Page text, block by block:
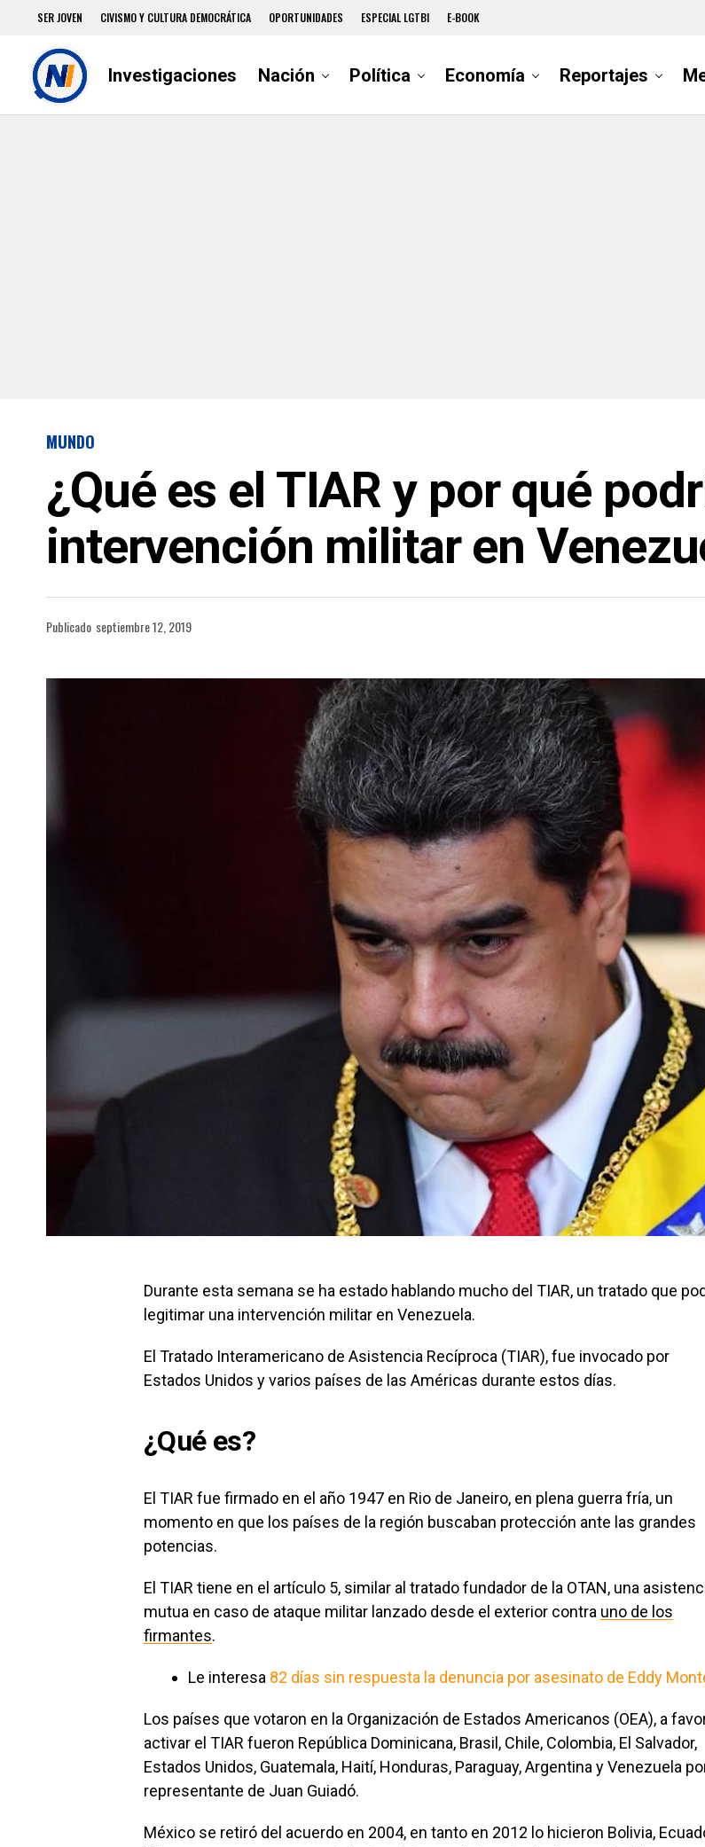
SER JOVEN CIVISMO Y CULTURA DEMOCRÁTICA OPORTUNIDADES ESPECIAL LGTBI E-BOOK
Investigaciones Nación Política Economía Reportajes
MUNDO
¿Qué es el TIAR y por qué
intervención militar en
Publicado septiembre 12, 2019
Durante esta semana se ha estado hablando mucho del TIAR, un tratado que
legitimar una intervención militar en Venezuela.
El Tratado Interamericano de Asistencia Recíproca (TIAR), fue invocado por
Estados Unidos y varios países de las Américas durante estos días.
¿Qué es?
El TIAR fue firmado en el año 1947 en Rio de Janeiro, en plena guerra fría, un
momento en que los países de la región buscaban protección ante las grandes
potencias.
El TIAR tiene en el artículo 5, similar al tratado fundador de la OTAN, una
mutua en caso de ataque militar lanzado desde el exterior contra uno de los
firmantes.
Le interesa 82 días sin respuesta la denuncia por asesinato de Eddy
Los países que votaron en la Organización de Estados Americanos (OEA), a
activar el TIAR fueron República Dominicana, Brasil, Chile, Colombia, El Salvador,
Estados Unidos, Guatemala, Haití, Honduras, Paraguay, Argentina y Venezuela
representante de Juan Guiadó.
México se retiró del acuerdo en 2004, en tanto en 2012 lo hicieron Bolivia,